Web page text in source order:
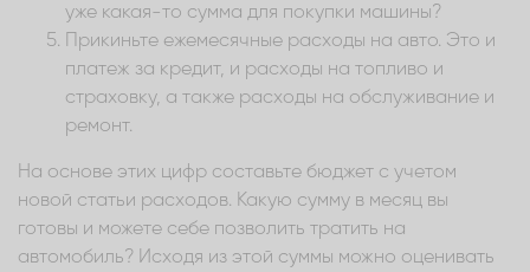
уже какая-то сумма для покупки машины?
Прикиньте ежемесячные расходы на авто. Это и
платеж за кредит, и расходы на топливо и
страховку, а также расходы на обслуживание и
ремонт.
На основе этих цифр составьте бюджет с учетом
новой статьи расходов. Какую сумму в месяц вы
готовы и можете себе позволить тратить на
автомобиль? Исходя из этой суммы можно оценивать